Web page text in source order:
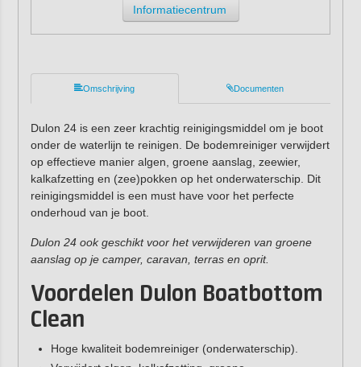
Informatiecentrum
Omschrijving Documenten
Dulon 24 is een zeer krachtig reinigingsmiddel om je boot
onder de waterlijn te reinigen. De bodemreiniger verwijdert
op effectieve manier algen, groene aanslag, zeewier,
kalkafzetting en (zee)pokken op het onderwaterschip. Dit
reinigingsmiddel is een must have voor het perfecte
onderhoud van je boot.
Dulon 24 ook geschikt voor het verwijderen van groene
aanslag op je camper, caravan, terras en oprit.
Voordelen Dulon Boatbottom
Clean
Hoge kwaliteit bodemreiniger (onderwaterschip).